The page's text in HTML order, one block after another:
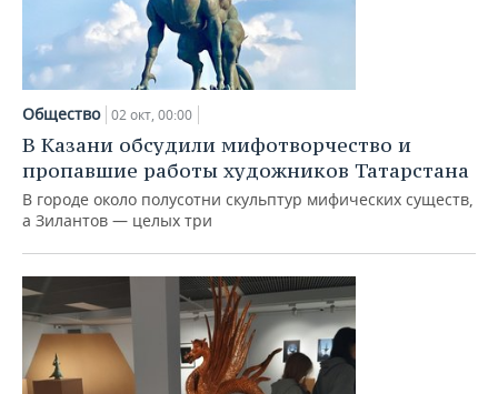
Общество 02 окт, 00:00
В Казани обсудили мифотворчество и
пропавшие работы художников Татарстана
В городе около полусотни скульптур мифических существ,
а Зилантов — целых три